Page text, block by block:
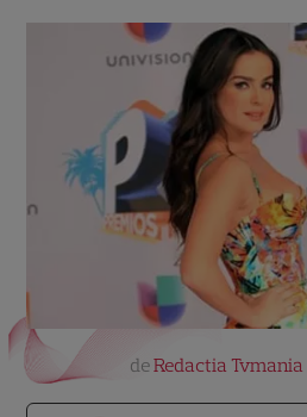
deRedactia Tvmania